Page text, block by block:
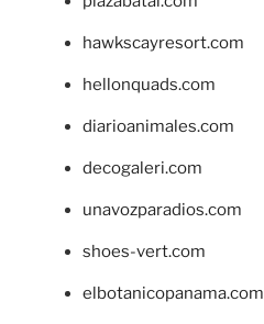
hawkscayresort.com
hellonquads.com
diarioanimales.com
decogaleri.com
unavozparadios.com
shoes-vert.com
elbotanicopanama.com